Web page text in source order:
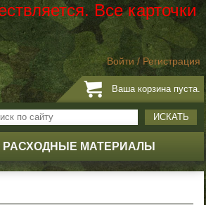
Все карточки
Войти / Регистрация
Ваша корзина пуста.
ИСКАТЬ
РАСХОДНЫЕ МАТЕРИАЛЫ